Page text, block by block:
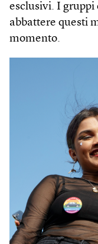
esclusivi. I
abbattere questi
momento.